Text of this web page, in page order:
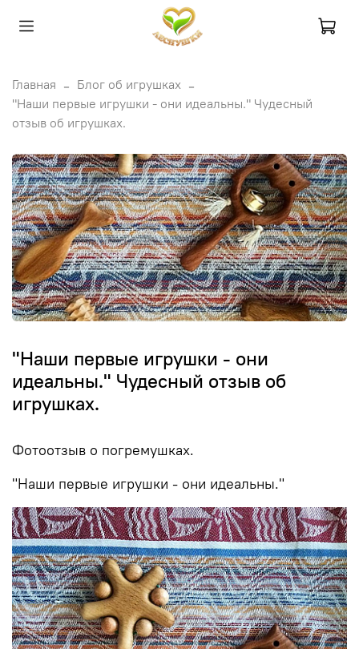
Главная
Блог об игрушках
"Наши первые игрушки - они идеальны." Чудесный
отзыв об игрушках.
"Наши первые игрушки - они
идеальны." Чудесный отзыв об
игрушках.
Фотоотзыв о погремушках.
"Наши первые игрушки - они идеальны."